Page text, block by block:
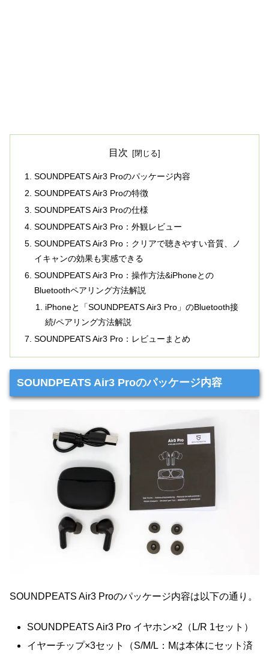
目次
SOUNDPEATS Air3 Proのパッケージ内容
SOUNDPEATS Air3 Proの特徴
SOUNDPEATS Air3 Proの仕様
SOUNDPEATS Air3 Pro：外観レビュー
SOUNDPEATS Air3 Pro：クリアで聴きやすい音質、ノ
イキャンの効果も実感できる
SOUNDPEATS Air3 Pro：操作方法&iPhoneとの
Bluetoothペアリング方法解説
iPhoneと「SOUNDPEATS Air3 Pro」のBluetooth接
続/ペアリング方法解説
SOUNDPEATS Air3 Pro：レビューまとめ
SOUNDPEATS Air3 Proのパッケージ内容
SOUNDPEATS Air3 Proのパッケージ内容は以下の通り。
SOUNDPEATS Air3 Pro イヤホン×2（L/R 1セット）
イヤーチップ×3セット（S/M/L：Mは本体にセット済